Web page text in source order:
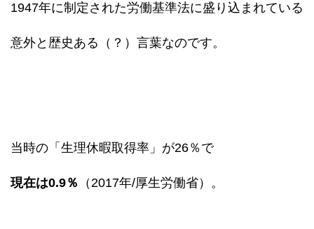
1947年に制定された労働基準法に盛り込まれている
意外と歴史ある（？）言葉なのです。
当時の「生理休暇取得率」が26％で
現在は0.9％ （2017年/厚生労働省）。